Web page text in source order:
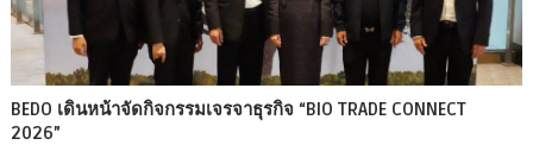
BEDO เดินหน้าจัดกิจกรรมเจรจาธุรกิจ “BIO TRADE CONNECT
2026”